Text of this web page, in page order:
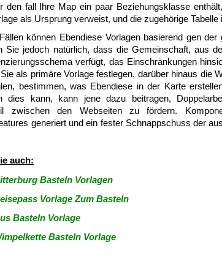
den fall Ihre Map ein paar Beziehungsklasse
als Ursprung verweist, und die zugehörige
können Ebendiese Vorlagen basierend gen
Sie jedoch natürlich, dass die Gemeinschaft, aus
verfügt, das Einschränkungen
als primäre Vorlage festlegen, darüber hinaus die
bestimmen, was Ebendiese in der Karte
dies kann, kann jene dazu beitragen,
zwischen den Webseiten zu fördern.
generiert und ein fester Schnappschuss der
auch:
Basteln Vorlagen
Vorlage Zum Basteln
Basteln Vorlage
Basteln Vorlage